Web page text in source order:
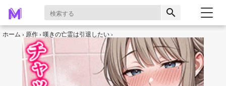
search
ホーム 原作 嘆きの亡霊は引退したい